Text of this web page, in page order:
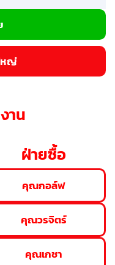
หญ่
าน
ฝ่ายซื้อ
คุณกอล์ฟ
คุณวรจิตร์
คุณเกชา